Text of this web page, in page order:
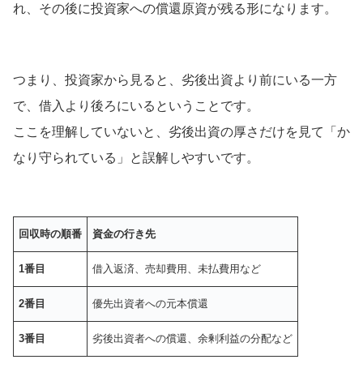
れ、その後に投資家への償還原資が残る形になります。
つまり、投資家から見ると、劣後出資より前にいる一方
で、借入より後ろにいるということです。
ここを理解していないと、劣後出資の厚さだけを見て「か
なり守られている」と誤解しやすいです。
回収時の順番 資金の行き先
1番目 借入返済、売却費用、未払費用など
2番目 優先出資者への元本償還
3番目 劣後出資者への償還、余剰利益の分配など